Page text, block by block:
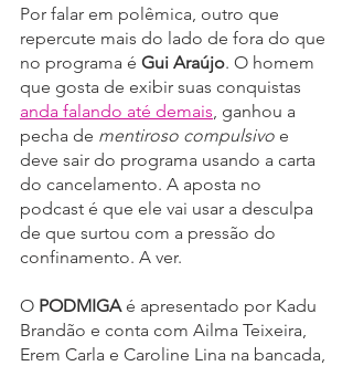
Por falar em polêmica, outro que
repercute mais do lado de fora do que
no programa é Gui Araújo. O homem
que gosta de exibir suas conquistas
anda falando até demais , ganhou a
pecha de mentiroso compulsivo e
deve sair do programa usando a carta
do cancelamento. A aposta no
podcast é que ele vai usar a desculpa
de que surtou com a pressão do
confinamento. A ver.
O PODMIGA é apresentado por Kadu
Brandão e conta com Ailma Teixeira,
Erem Carla e Caroline Lina na bancada,